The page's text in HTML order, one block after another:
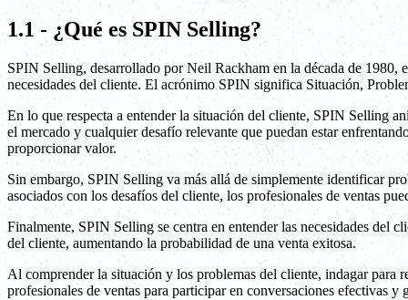
1.1 - ¿Qué es SPIN Selling?
SPIN Selling, desarrollado por Neil Rackham en la década de 1980,
necesidades del cliente. El acrónimo SPIN significa Situación,
En lo que respecta a entender la situación del cliente, SPIN Selling
el mercado y cualquier desafío relevante que puedan estar
proporcionar valor.
Sin embargo, SPIN Selling va más allá de simplemente identificar
asociados con los desafíos del cliente, los profesionales de ventas
Finalmente, SPIN Selling se centra en entender las necesidades del
del cliente, aumentando la probabilidad de una venta exitosa.
Al comprender la situación y los problemas del cliente, indagar para
profesionales de ventas para participar en conversaciones efectivas y